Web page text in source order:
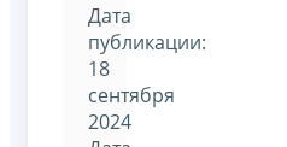
Дата
публикации:
18
сентября
2024